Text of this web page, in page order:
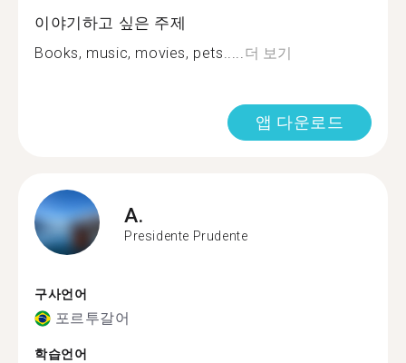
이야기하고 싶은 주제
Books, music, movies, pets..... 더 보기
앱 다운로드
A.
Presidente Prudente
구사언어
포르투갈어
학습언어